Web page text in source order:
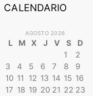
CALENDARIO
AGOSTO 2026
L M X J V S
D
1
2
3
4 5 6 7 8
9
10 11 12 13 14 15 16
17 18 19 20 21 22 23